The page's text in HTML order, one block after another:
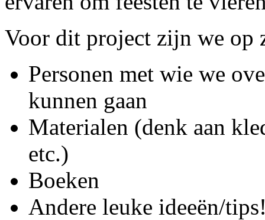
Voor dit project zijn we op
Personen met wie we
kunnen gaan
Materialen (denk aan
etc.)
Boeken
Andere leuke ideeën/